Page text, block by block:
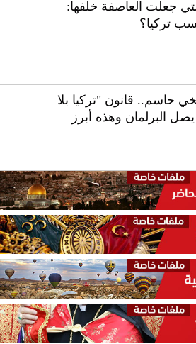
جعلت العاصفة خلفها:
تركيا؟
حاسم.. قانون "تركيا بلا
البرلمان وهذه أبرز